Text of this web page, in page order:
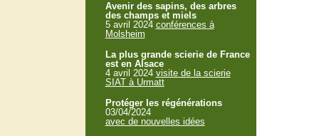
Avenir des sapins, des arbres
des champs et miels
5 avril 2024 conférences à
Molsheim
La plus grande scierie de France
est en Alsace
4 avril 2024 visite de la scierie
SIAT à Urmatt
Protéger les régénérations
03/04/2024
avec de nouvelles idées